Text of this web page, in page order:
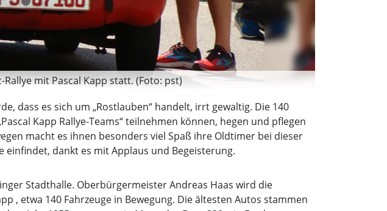
mit Pascal Kapp statt. (Foto: pst)
dass es sich um „Rostlauben“ handelt, irrt gewaltig. Die 140
Kapp Rallye-Teams“ teilnehmen können, hegen und pflegen
macht es ihnen besonders viel Spaß ihre Oldtimer bei dieser
dankt es mit Applaus und Begeisterung.
Stadthalle. Oberbürgermeister Andreas Haas wird die
, etwa 140 Fahrzeuge in Bewegung. Die ältesten Autos stammen